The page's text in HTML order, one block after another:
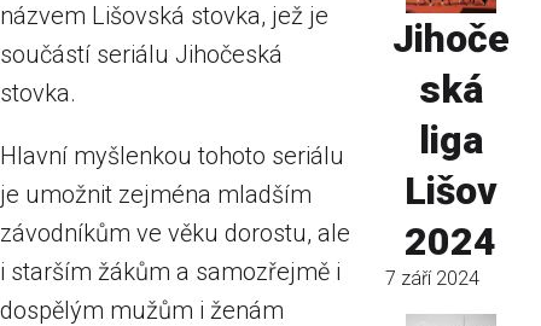
názvem Lišovská stovka, jež je
součástí seriálu Jihočeská
stovka.
Hlavní myšlenkou tohoto seriálu
je umožnit zejména mladším
závodníkům ve věku dorostu, ale
i starším žákům a samozřejmě i
dospělým mužům i ženám
Jihoče
ská
liga
Lišov
2024
7 září 2024